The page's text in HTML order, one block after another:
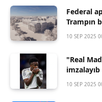
Federal
Trampın
10 SEP 2025
"Real
imzalayıb
10 SEP 2025